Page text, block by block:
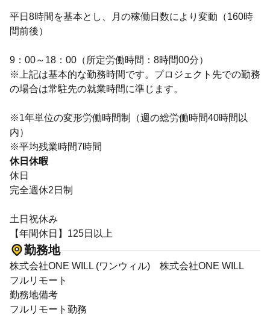
平日8時間を基本とし、月の稼働日数により変動（160時
間前後）
9：00～18：00（所定労働時間：8時間00分）
※上記は基本的な勤務時間です。プロジェクト先での勤務
の場合は常駐先の就業時間に準じます。
※1年単位の変形労働時間制（週の総労働時間40時間以
内）
※平均残業時間7時間
休日休暇
休日
完全週休2日制
土日祝休み
【年間休日】125日以上
勤務地
株式会社ONE WILL (ワンウィル) 株式会社ONE WILL
フルリモート
勤務地備考
フルリモート勤務